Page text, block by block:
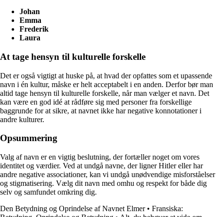
Johan
Emma
Frederik
Laura
At tage hensyn til kulturelle forskelle
Det er også vigtigt at huske på, at hvad der opfattes som et upassende
navn i én kultur, måske er helt acceptabelt i en anden. Derfor bør man
altid tage hensyn til kulturelle forskelle, når man vælger et navn. Det
kan være en god idé at rådføre sig med personer fra forskellige
baggrunde for at sikre, at navnet ikke har negative konnotationer i
andre kulturer.
Opsummering
Valg af navn er en vigtig beslutning, der fortæller noget om vores
identitet og værdier. Ved at undgå navne, der ligner Hitler eller har
andre negative associationer, kan vi undgå unødvendige misforståelser
og stigmatisering. Vælg dit navn med omhu og respekt for både dig
selv og samfundet omkring dig.
Den Betydning og Oprindelse af Navnet Elmer• Fransiska: